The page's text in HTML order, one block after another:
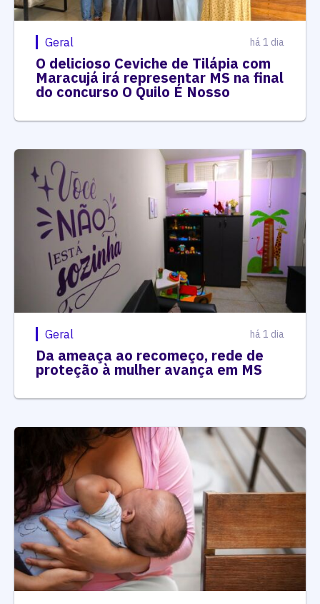
Geral há 1 dia
O delicioso Ceviche de Tilápia com
Maracujá irá representar MS na final
do concurso O Quilo É Nosso
Geral há 1 dia
Da ameaça ao recomeço, rede de
proteção à mulher avança em MS